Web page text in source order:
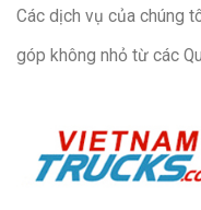
Các dịch vụ của chúng
góp không nhỏ từ các